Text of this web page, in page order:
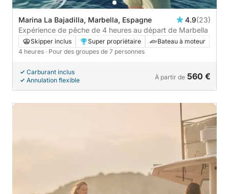
Marina La Bajadilla, Marbella, Espagne 4.9(23)
Expérience de pêche de 4 heures au départ de Marbella
Skipper inclus Super propriétaire
Bateau à moteur
4 heures · Pour des groupes de 7 personnes
Carburant inclus
Annulation flexible
À partir de 560 €